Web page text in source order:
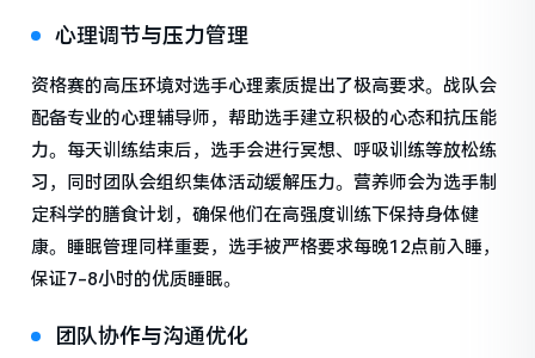
心理调节与压力管理
资格赛的高压环境对选手心理素质提出了极高要求。战队会
配备专业的心理辅导师，帮助选手建立积极的心态和抗压能
力。每天训练结束后，选手会进行冥想、呼吸训练等放松练
习，同时团队会组织集体活动缓解压力。营养师会为选手制
定科学的膳食计划，确保他们在高强度训练下保持身体健
康。睡眠管理同样重要，选手被严格要求每晚12点前入睡，
保证7-8小时的优质睡眠。
团队协作与沟通优化